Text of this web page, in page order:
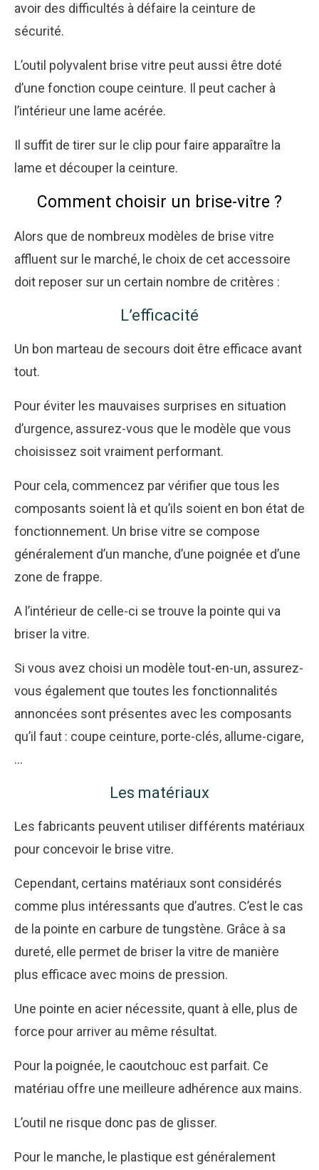
avoir des difficultés à défaire la ceinture de
sécurité.
L’outil polyvalent brise vitre peut aussi être doté
d’une fonction coupe ceinture. Il peut cacher à
l’intérieur une lame acérée.
Il suffit de tirer sur le clip pour faire apparaître la
lame et découper la ceinture.
Comment choisir un brise-vitre ?
Alors que de nombreux modèles de brise vitre
affluent sur le marché, le choix de cet accessoire
doit reposer sur un certain nombre de critères :
L’efficacité
Un bon marteau de secours doit être efficace avant
tout.
Pour éviter les mauvaises surprises en situation
d’urgence, assurez-vous que le modèle que vous
choisissez soit vraiment performant.
Pour cela, commencez par vérifier que tous les
composants soient là et qu’ils soient en bon état de
fonctionnement. Un brise vitre se compose
généralement d’un manche, d’une poignée et d’une
zone de frappe.
A l’intérieur de celle-ci se trouve la pointe qui va
briser la vitre.
Si vous avez choisi un modèle tout-en-un, assurez-
vous également que toutes les fonctionnalités
annoncées sont présentes avec les composants
qu’il faut : coupe ceinture, porte-clés, allume-cigare,
…
Les matériaux
Les fabricants peuvent utiliser différents matériaux
pour concevoir le brise vitre.
Cependant, certains matériaux sont considérés
comme plus intéressants que d’autres. C’est le cas
de la pointe en carbure de tungstène. Grâce à sa
dureté, elle permet de briser la vitre de manière
plus efficace avec moins de pression.
Une pointe en acier nécessite, quant à elle, plus de
force pour arriver au même résultat.
Pour la poignée, le caoutchouc est parfait. Ce
matériau offre une meilleure adhérence aux mains.
L’outil ne risque donc pas de glisser.
Pour le manche, le plastique est généralement